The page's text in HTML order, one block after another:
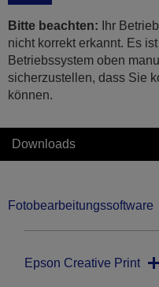
Bitte beachten: Ihr
nicht korrekt erkannt. Es
Betriebssystem oben
sicherzustellen, dass Sie
können.
Downloads
Fotobearbeitungssoftware
Epson Creative Print